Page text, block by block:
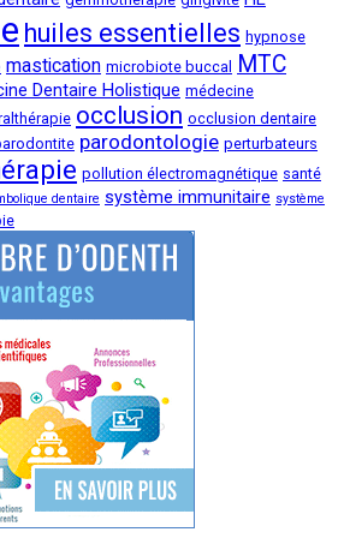
huiles essentielles hypnose
mastication microbiote buccal MTC
Dentaire Holistique médecine
occlusion occlusion dentaire
parodontologie perturbateurs
pollution électromagnétique santé
dentaire système immunitaire système